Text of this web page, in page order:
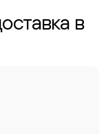
в